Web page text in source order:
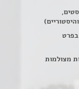
ובו ניתן לצפות ב- 400 הצגות מצולמות